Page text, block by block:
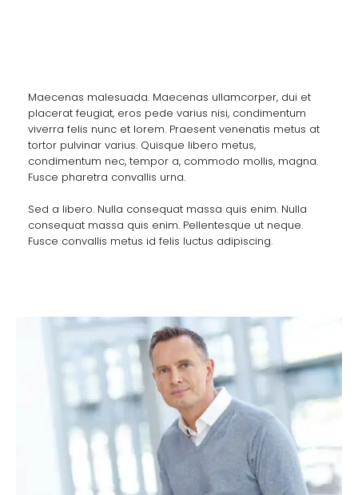
Maecenas malesuada. Maecenas ullamcorper, dui et
placerat feugiat, eros pede varius nisi, condimentum
viverra felis nunc et lorem. Praesent venenatis metus at
tortor pulvinar varius. Quisque libero metus,
condimentum nec, tempor a, commodo mollis, magna.
Fusce pharetra convallis urna.
Sed a libero. Nulla consequat massa quis enim. Nulla
consequat massa quis enim. Pellentesque ut neque.
Fusce convallis metus id felis luctus adipiscing.